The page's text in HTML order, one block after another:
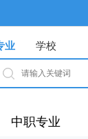
业 学校
中职专业